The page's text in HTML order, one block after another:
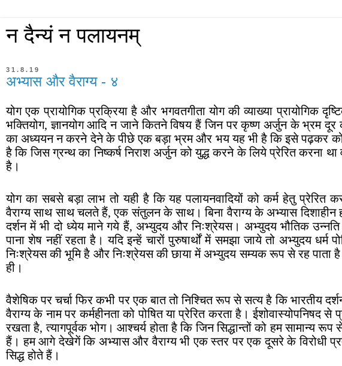
न दैन्यं न पलायनम्
31.8.19
अभ्यास और वैराग्य - ४
योग एक प्रायोगिक प्रक्रिया है और भगवतगीता योग की व्याख्या प्रायोगिक
भक्तियोग, ज्ञानयोग आदि न जाने कितने विषय हैं जिन पर कृष्ण अर्जुन के भ्रम दूर
का अध्ययन न करने देने के पीछे एक बड़ा भ्रम और भय यह भी है कि इसे पढ़कर
है कि जिस ग्रन्थ का निष्कर्ष निराश अर्जुन को युद्ध करने के लिये प्रेरित करना
है।
योग का सबसे बड़ा लाभ तो यही है कि यह पलायनवादियों को कर्म हेतु
वैराग्य साथ साथ चलते हैं, एक संतुलन के साथ। बिना वैराग्य के अभ्यास दिशाहीन
दर्शन में भी दो ध्येय माने गये हैं, अभ्युदय और निःश्रेयस। अभ्युदय भौतिक
पाना शेष नहीं रहता है। यदि इन्हें चारों पुरुषार्थों में समझा जाये तो अभ्युदय
निःश्रेयस की भूमि है और निःश्रेयस की छाया में अभ्युदय सम्यक रूप से रह पाता
ही।
वैशेषिक पर चर्चा फिर कभी पर एक बात तो निश्चित रूप से सत्य है कि भारतीय
वैराग्य के नाम पर कर्महीनता को पोषित या प्रेरित करता है। ईशोवास्योपनिषद
रखता है, त्यागपूर्वक भोग। आश्चर्य होता है कि जिन सिद्धान्तों को हम सामान्य
हैं। हम आगे देखेगें कि अभ्यास और वैराग्य भी एक स्तर पर एक दूसरे के विरोधी
सिद्ध होते हैं।